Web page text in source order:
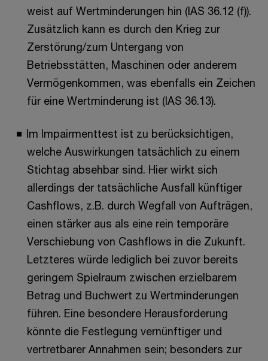
weist auf Wertminderungen hin (IAS 36.12 (f)).
Zusätzlich kann es durch den Krieg zur
Zerstörung/zum Untergang von
Betriebsstätten, Maschinen oder anderem
Vermögenkommen, was ebenfalls ein Zeichen
für eine Wertminderung ist (IAS 36.13).
Im Impairmenttest ist zu berücksichtigen,
welche Auswirkungen tatsächlich zu einem
Stichtag absehbar sind. Hier wirkt sich
allerdings der tatsächliche Ausfall künftiger
Cashflows, z.B. durch Wegfall von Aufträgen,
einen stärker aus als eine rein temporäre
Verschiebung von Cashflows in die Zukunft.
Letzteres würde lediglich bei zuvor bereits
geringem Spielraum zwischen erzielbarem
Betrag und Buchwert zu Wertminderungen
führen. Eine besondere Herausforderung
könnte die Festlegung vernünftiger und
vertretbarer Annahmen sein; besonders zur